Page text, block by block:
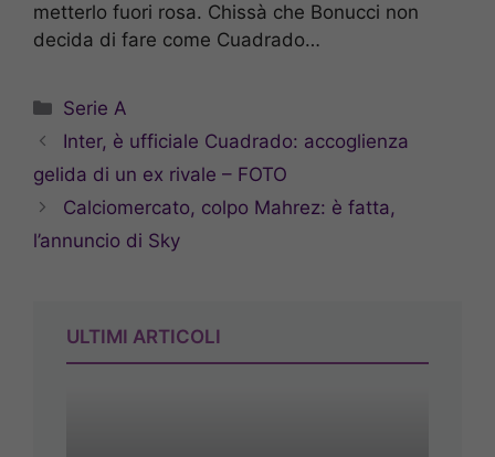
metterlo fuori rosa. Chissà che Bonucci non
decida di fare come Cuadrado…
Categorie
Serie A
Inter, è ufficiale Cuadrado: accoglienza
gelida di un ex rivale – FOTO
Calciomercato, colpo Mahrez: è fatta,
l’annuncio di Sky
ULTIMI ARTICOLI